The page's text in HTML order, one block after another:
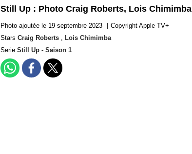
Still Up : Photo Craig Roberts, Lois Chimimba
Photo ajoutée le 19 septembre 2023
Copyright Apple TV+
Stars Craig Roberts , Lois Chimimba
Serie Still Up - Saison 1